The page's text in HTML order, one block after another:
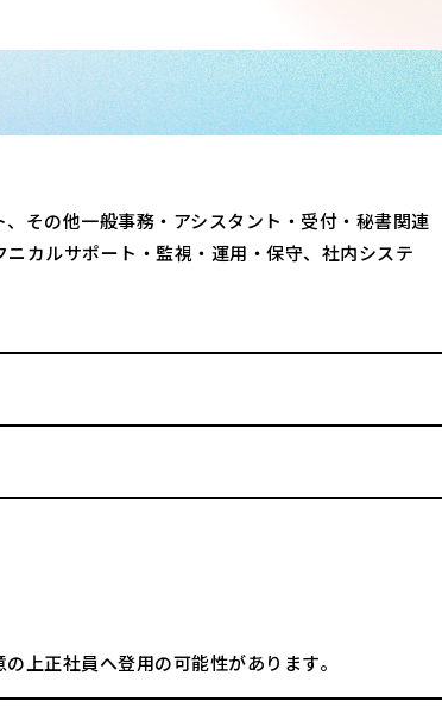
その他一般事務・アシスタント・受付・秘書関連
カルサポート・監視・運用・保守、社内システ
上正社員へ登用の可能性があります。